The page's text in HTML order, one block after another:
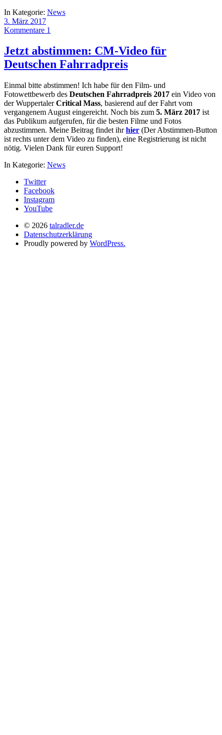
In Kategorie: News
3. März 2017
Kommentare 1
Jetzt abstimmen: CM-Video für
Deutschen Fahrradpreis
Einmal bitte abstimmen! Ich habe für den Film- und
Fotowettbewerb des Deutschen Fahrradpreis 2017 ein Video von
der WuppertalerCritical Mass, basierend auf der Fahrt vom
vergangenem August eingereicht. Noch bis zum 5. März 2017 ist
das Publikum aufgerufen, für die besten Filme und Fotos
abzustimmen. Meine Beitrag findet ihrhier (Der Abstimmen-Button
ist rechts unter dem Video zu finden), eine Registrierung ist nicht
nötig. Vielen Dank für euren Support!
In Kategorie: News
Twitter
Facebook
Instagram
YouTube
© 2026 talradler.de
Datenschutzerklärung
Proudly powered by WordPress.